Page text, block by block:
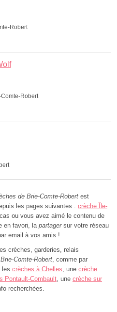
Robert
Robert
de Brie-Comte-Robert est
les pages suivantes : crèche Île-
ou vous avez aimé le contenu de
en favori, la partagersur votre réseau
email à vos amis !
crèches, garderies, relais
Brie-Comte-Robert, comme par
les crèches à Chelles, une crèche
Pontault-Combault, une crèche sur
recherchées.